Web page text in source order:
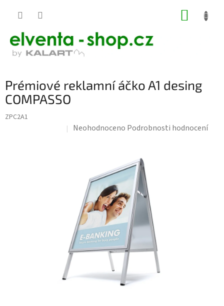
Prémiové reklamní áčko A1 desing
COMPASSO
ZPC2A1
Průměrné
hvězdiček.
Neohodnoceno Podrobnosti hodnocení